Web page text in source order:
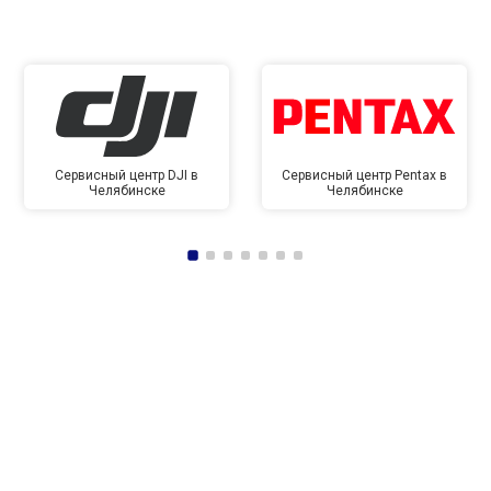
Сервисный центр DJI в
Челябинске
Сервисный центр Pentax в
Челябинске